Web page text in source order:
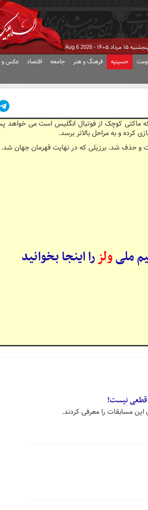
پنجشنبه ۱۵ مرداد ۱۴۰۵ - Aug 6 2026
حسینیه فرهنگ و هنر جامعه اقتصاد عکس و
کرده و به مراحل بالاتر برسد.
ملیولزرا اینجا بخوانید
مسابقات را معرفی کردند.